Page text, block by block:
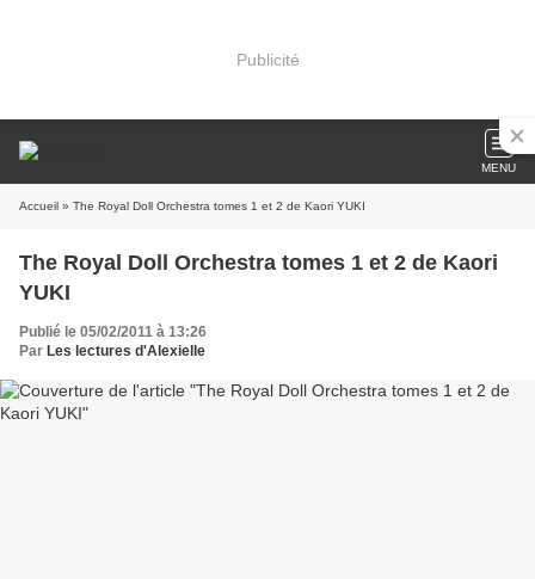
Publicité
MENU
Accueil » The Royal Doll Orchestra tomes 1 et 2 de Kaori YUKI
The Royal Doll Orchestra tomes 1 et 2 de Kaori
YUKI
Publié le 05/02/2011 à 13:26
Par Les lectures d'Alexielle